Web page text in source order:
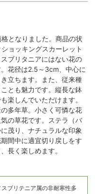
となりました。商品の状
ョッキングスカーレット
ブリタニアにはない花の
花径は2.5～3cm、中心に
立ちます。また、従来種
とも魅力です。縦長な鉢
楽しんでいただけます。
多年草。小さく可憐な花
の草花です。ステラ（バ
茂り、ナチュラルな印象
間中に適宜切り戻しをす
長く楽しめます。
ブリテニア属の非耐寒性多